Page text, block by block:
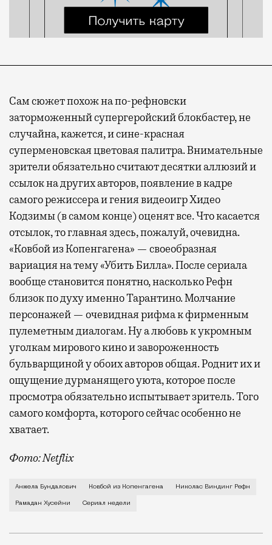
Сам сюжет похож на по-рефновски
заторможенный супергеройский блокбастер, не
случайна, кажется, и сине-красная
суперменовская цветовая палитра. Внимательные
зрители обязательно считают десятки аллюзий и
ссылок на других авторов, появление в кадре
самого режиссера и гения видеоигр Хидео
Кодзимы (в самом конце) оценят все. Что касается
отсылок, то главная здесь, пожалуй, очевидна.
«Ковбой из Копенгагена» — своеобразная
вариация на тему «Убить Билла». После сериала
вообще становится понятно, насколько Рефн
близок по духу именно Тарантино. Молчание
персонажей — очевидная рифма к фирменным
пулеметным диалогам. Ну а любовь к укромным
уголкам мирового кино и завороженность
бульварщиной у обоих авторов общая. Роднит их и
ощущение дурманящего уюта, которое после
просмотра обязательно испытывает зритель. Того
самого комфорта, которого сейчас особенно не
хватает.
Фото: Netflix
Молчаливая миниатюрная Миу (Анжела
Анжела Бундалович Ковбой из Копенгагена Николас Виндинг Рефн
Рамадан Хусейни Сериал недели